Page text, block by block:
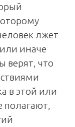
лжет
иначе
верят, что
в этой или